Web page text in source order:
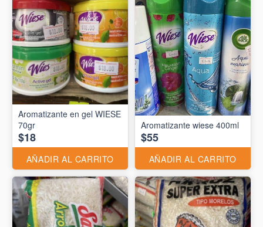
Aromatizante en gel WIESE
70gr
$18
AÑADIR AL CARRITO
Aromatizante wiese 400ml
$55
AÑADIR AL CARRITO